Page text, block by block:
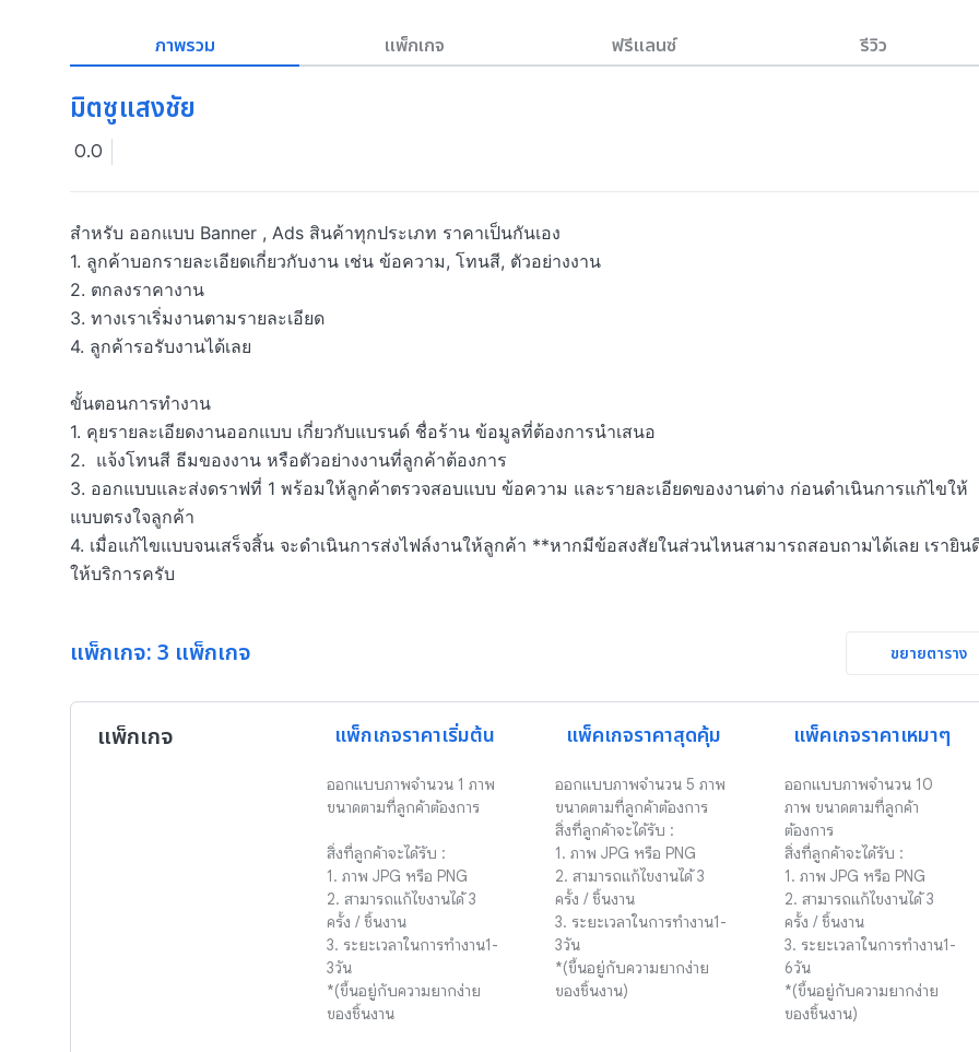
ภาพรวม แพ็กเกจ ฟรีแลนซ์ รีวิว
มิตซูแสงชัย
0.0
สำหรับ ออกแบบ Banner , Ads สินค้าทุกประเภท ราคาเป็นกันเอง
1. ลูกค้าบอกรายละเอียดเกี่ยวกับงาน เช่น ข้อความ, โทนสี, ตัวอย่างงาน
2. ตกลงราคางาน
3. ทางเราเริ่มงานตามรายละเอียด
4. ลูกค้ารอรับงานได้เลย
ขั้นตอนการทำงาน
1. คุยรายละเอียดงานออกแบบ เกี่ยวกับแบรนด์ ชื่อร้าน ข้อมูลที่ต้องการนำเสนอ
2.  แจ้งโทนสี ธีมของงาน หรือตัวอย่างงานที่ลูกค้าต้องการ
3. ออกแบบและส่งดราฟที่ 1 พร้อมให้ลูกค้าตรวจสอบแบบ ข้อความ และรายละเอียดของงานต่าง ก่อนดำเนินการแก้ไขให้
แบบตรงใจลูกค้า
4. เมื่อแก้ไขแบบจนเสร็จสิ้น จะดำเนินการส่งไฟล์งานให้ลูกค้า **หากมีข้อสงสัยในส่วนไหนสามารถสอบถามได้เลย เรายิน
ให้บริการครับ
แพ็กเกจ: 3 แพ็กเกจ ขยายตาราง
แพ็กเกจ แพ็กเกจราคาเริ่มต้น แพ็คเกจราคาสุดคุ้ม แพ็คเกจราคาเหมาๆ
ออกแบบภาพจำนวน 1 ภาพ
ขนาดตามที่ลูกค้าต้องการ
สิ่งที่ลูกค้าจะได้รับ :
1. ภาพ JPG หรือ PNG
2. สามารถแก้ไขงานได้ 3
ครั้ง / ชิ้นงาน
3. ระยะเวลาในการทำงาน1-
3วัน
*(ขึ้นอยู่กับความยากง่าย
ของชิ้นงาน
ออกแบบภาพจำนวน 5 ภาพ
ขนาดตามที่ลูกค้าต้องการ
สิ่งที่ลูกค้าจะได้รับ :
1. ภาพ JPG หรือ PNG
2. สามารถแก้ไขงานได้ 3
ครั้ง / ชิ้นงาน
3. ระยะเวลาในการทำงาน1-
3วัน
*(ขึ้นอยู่กับความยากง่าย
ของชิ้นงาน)
ออกแบบภาพจำนวน 10
ภาพ ขนาดตามที่ลูกค้า
ต้องการ
สิ่งที่ลูกค้าจะได้รับ :
1. ภาพ JPG หรือ PNG
2. สามารถแก้ไขงานได้ 3
ครั้ง / ชิ้นงาน
3. ระยะเวลาในการทำงาน1-
6วัน
*(ขึ้นอยู่กับความยากง่าย
ของชิ้นงาน)